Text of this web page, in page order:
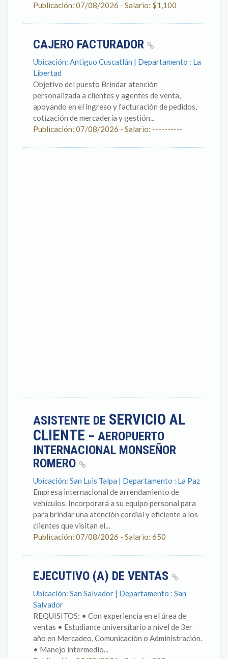
Publicación: 07/08/2026 - Salario: $1,100
CAJERO FACTURADOR
Ubicación: Antiguo Cuscatlán | Departamento : La
Libertad
Objetivo del puesto Brindar atención
personalizada a clientes y agentes de venta,
apoyando en el ingreso y facturación de pedidos,
cotización de mercadería y gestión...
Publicación: 07/08/2026 - Salario: ----------
ASISTENTE DE SERVICIO AL
CLIENTE – AEROPUERTO
INTERNACIONAL MONSEÑOR
ROMERO
Ubicación: San Luis Talpa | Departamento : La Paz
Empresa internacional de arrendamiento de
vehículos. Incorporará a su equipo personal para
para brindar una atención cordial y eficiente a los
clientes que visitan el...
Publicación: 07/08/2026 - Salario: 650
EJECUTIVO (A) DE VENTAS
Ubicación: San Salvador | Departamento : San
Salvador
REQUISITOS: • Con experiencia en el área de
ventas • Estudiante universitario a nivel de 3er
año en Mercadeo, Comunicación o Administración.
• Manejo intermedio...